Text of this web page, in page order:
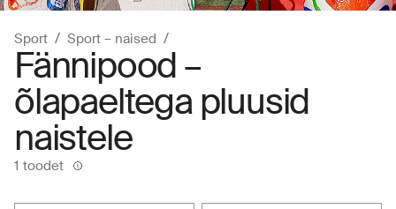
Sport Sport – naised
Fännipood –
õlapaeltega pluusid
naistele
1 toodet